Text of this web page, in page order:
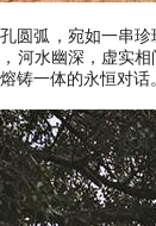
圆弧，宛如一串
河水幽深，虚实
铸一体的永恒对话